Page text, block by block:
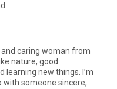
and caring woman from
nature, good
new things. I’m
with someone sincere,